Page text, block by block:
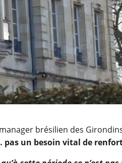
brésilien des
pas un besoin vital de